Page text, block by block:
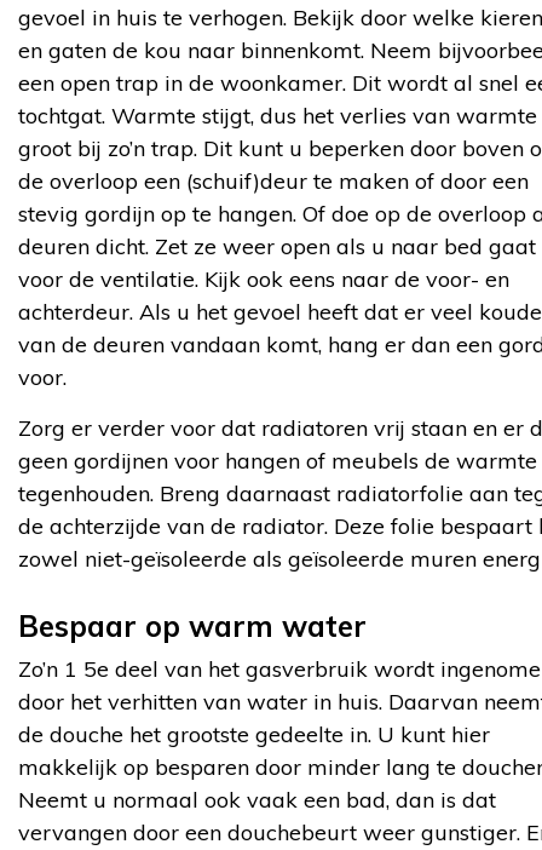
gevoel in huis te verhogen. Bekijk door welke kieren
en gaten de kou naar binnenkomt. Neem
een open trap in de woonkamer. Dit wordt al snel
tochtgat. Warmte stijgt, dus het verlies van warmte
groot bij zo’n trap. Dit kunt u beperken door boven
de overloop een (schuif)deur te maken of door een
stevig gordijn op te hangen. Of doe op de overloop
deuren dicht. Zet ze weer open als u naar bed gaat
voor de ventilatie. Kijk ook eens naar de voor- en
achterdeur. Als u het gevoel heeft dat er veel koude
van de deuren vandaan komt, hang er dan een
voor.
Zorg er verder voor dat radiatoren vrij staan en er
geen gordijnen voor hangen of meubels de warmte
tegenhouden. Breng daarnaast radiatorfolie aan
de achterzijde van de radiator. Deze folie bespaart
zowel niet-geïsoleerde als geïsoleerde muren
Bespaar op warm water
Zo’n 1 5e deel van het gasverbruik wordt
door het verhitten van water in huis. Daarvan
de douche het grootste gedeelte in. U kunt hier
makkelijk op besparen door minder lang te
Neemt u normaal ook vaak een bad, dan is dat
vervangen door een douchebeurt weer gunstiger.